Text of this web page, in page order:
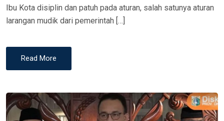
Ibu Kota disiplin dan patuh pada aturan, salah satunya aturan
larangan mudik dari pemerintah […]
Read More